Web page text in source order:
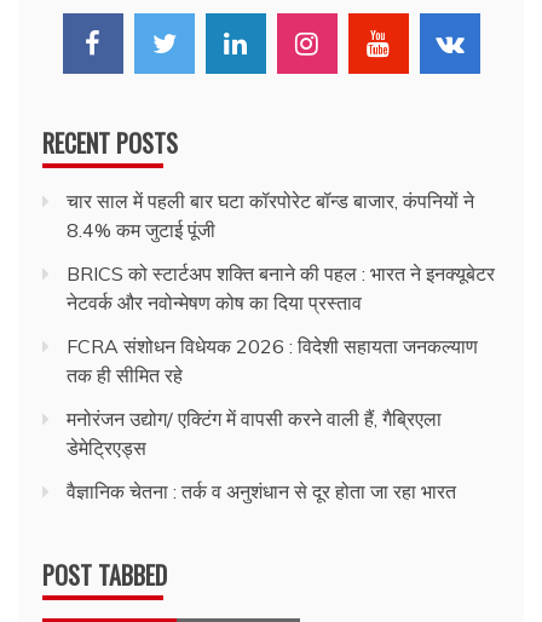
RECENT POSTS
चार साल में पहली बार घटा कॉरपोरेट बॉन्ड बाजार, कंपनियों ने
8.4% कम जुटाई पूंजी
BRICS को स्टार्टअप शक्ति बनाने की पहल : भारत ने इनक्यूबेटर
नेटवर्क और नवोन्मेषण कोष का दिया प्रस्ताव
FCRA संशोधन विधेयक 2026 : विदेशी सहायता जनकल्याण
तक ही सीमित रहे
मनोरंजन उद्योग/ एक्टिंग में वापसी करने वाली हैं, गैब्रिएला
डेमेट्रिएड्स
वैज्ञानिक चेतना : तर्क व अनुशंधान से दूर होता जा रहा भारत
POST TABBED